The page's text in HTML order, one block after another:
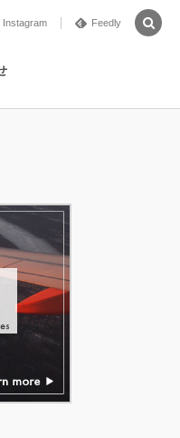
Instagram Feedly